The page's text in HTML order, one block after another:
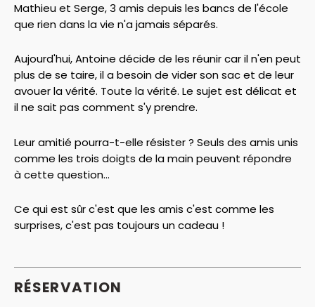
Mathieu et Serge, 3 amis depuis les bancs de l'école
que rien dans la vie n'a jamais séparés.
Aujourd'hui, Antoine décide de les réunir car il n'en peut
plus de se taire, il a besoin de vider son sac et de leur
avouer la vérité. Toute la vérité. Le sujet est délicat et
il ne sait pas comment s'y prendre.
Leur amitié pourra-t-elle résister ? Seuls des amis unis
comme les trois doigts de la main peuvent répondre
à cette question...
Ce qui est sûr c'est que les amis c'est comme les
surprises, c'est pas toujours un cadeau !
RÉSERVATION